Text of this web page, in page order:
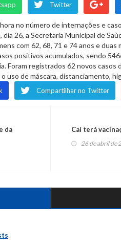
Twitter
no número de internações e
26, a Secretaria Municipal de
com 62, 68, 71 e 74 anos e duas
positivos acumulados, sendo
Foram registrados 62 novos
uso de máscara, distanciamento,
Compartilhar no Twitter
da
Caí terá
26 de abril de